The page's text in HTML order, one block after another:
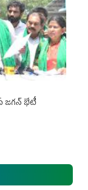
జగన్ భేటీ